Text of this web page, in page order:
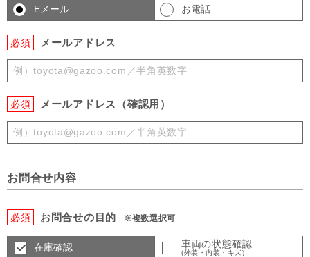
Eメール お電話
必須 メールアドレス
必須 メールアドレス（確認用）
お問合せ内容
必須 お問合せの目的 ※複数選択可
在庫確認 車両の状態確認
(外装・内装・キズ)